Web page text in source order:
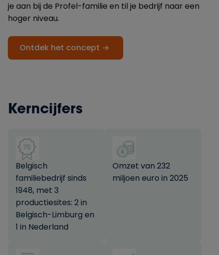
je aan bij de Profel-familie en til je bedrijf naar een
hoger niveau.
Ontdek het concept
Kerncijfers
Belgisch
familiebedrijf sinds
1948, met 3
productiesites: 2 in
Belgisch-Limburg en
1 in Nederland
Omzet van 232
miljoen euro in 2025